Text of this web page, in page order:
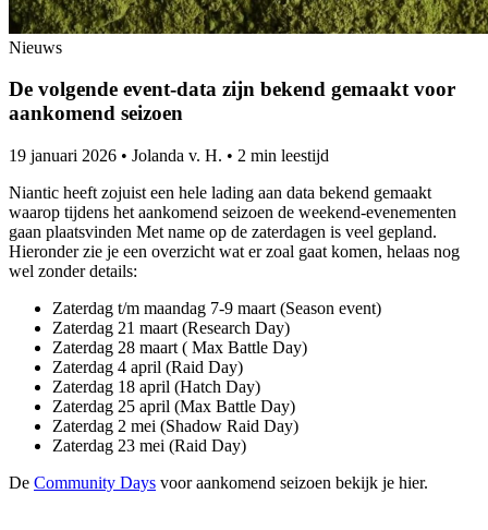
Nieuws
De volgende event-data zijn bekend gemaakt voor
aankomend seizoen
19 januari 2026 • Jolanda v. H. • 2 min leestijd
Niantic heeft zojuist een hele lading aan data bekend gemaakt
waarop tijdens het aankomend seizoen de weekend-evenementen
gaan plaatsvinden Met name op de zaterdagen is veel gepland.
Hieronder zie je een overzicht wat er zoal gaat komen, helaas nog
wel zonder details:
Zaterdag t/m maandag 7-9 maart (Season event)
Zaterdag 21 maart (Research Day)
Zaterdag 28 maart ( Max Battle Day)
Zaterdag 4 april (Raid Day)
Zaterdag 18 april (Hatch Day)
Zaterdag 25 april (Max Battle Day)
Zaterdag 2 mei (Shadow Raid Day)
Zaterdag 23 mei (Raid Day)
De Community Days voor aankomend seizoen bekijk je hier.